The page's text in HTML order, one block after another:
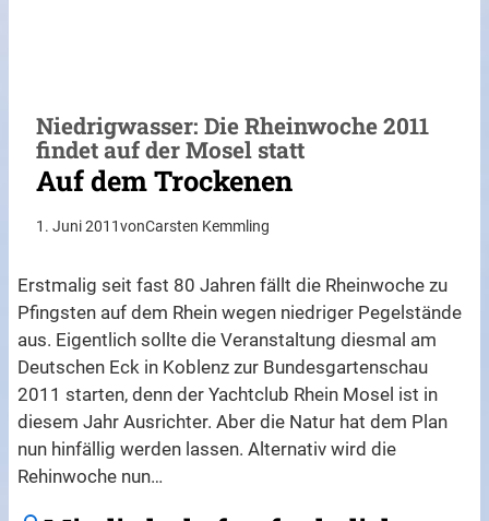
Niedrigwasser: Die Rheinwoche 2011
findet auf der Mosel statt
Auf dem Trockenen
1. Juni 2011vonCarsten Kemmling
Erstmalig seit fast 80 Jahren fällt die Rheinwoche zu
Pfingsten auf dem Rhein wegen niedriger Pegelstände
aus. Eigentlich sollte die Veranstaltung diesmal am
Deutschen Eck in Koblenz zur Bundesgartenschau
2011 starten, denn der Yachtclub Rhein Mosel ist in
diesem Jahr Ausrichter. Aber die Natur hat dem Plan
nun hinfällig werden lassen. Alternativ wird die
Rehinwoche nun…